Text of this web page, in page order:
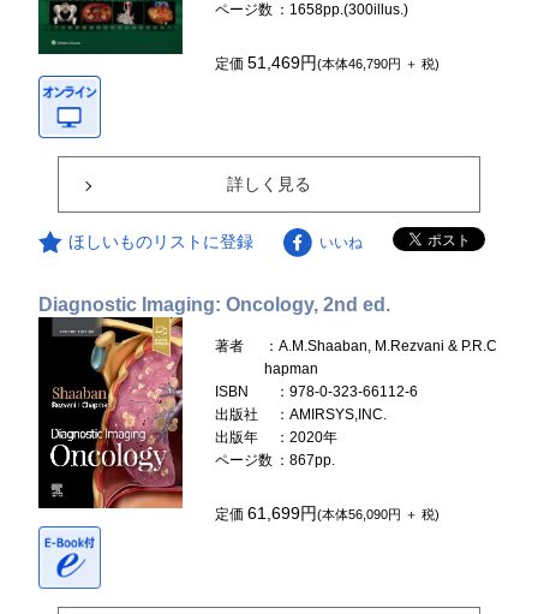
ページ数 ：1658pp.(300illus.)
定価51,469円(本体46,790円 ＋ 税)
詳しく見る
ほしいものリストに登録 いいね
Diagnostic Imaging: Oncology, 2nd ed.
著者
：A.M.Shaaban, M.Rezvani & P.R.C
hapman
ISBN
：978-0-323-66112-6
出版社
：AMIRSYS,INC.
出版年
：2020年
ページ数 ：867pp.
定価61,699円(本体56,090円 ＋ 税)